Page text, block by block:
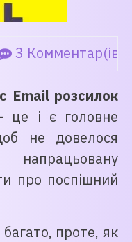
3 Комментар(ів)
Email розсилок
це і є головне
не довелося
про поспішний
проте, як